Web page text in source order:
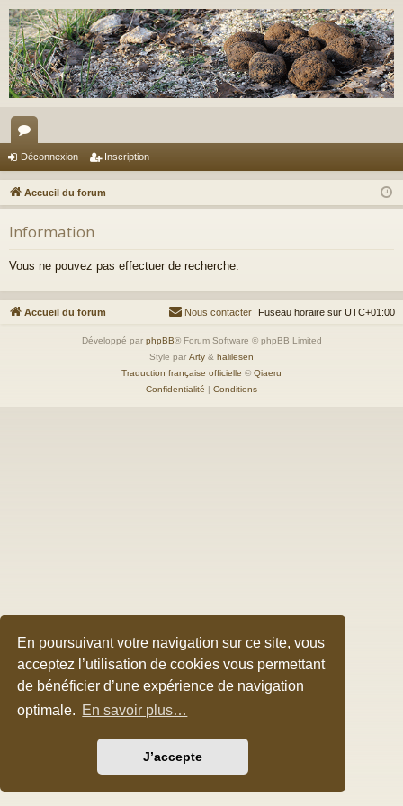
En poursuivant votre navigation sur ce site, vous
acceptez l’utilisation de cookies vous permettant
de bénéficier d’une expérience de navigation
optimale. En savoir plus…
J’accepte
or
u
m
s
Déconnexion Inscription
Accueil du forum
Information
Vous ne pouvez pas effectuer de recherche.
Accueil du forum Fuseau horaire sur UTC+01:00
Nous contacter
Développé par phpBB® Forum Software © phpBB Limited
Style par Arty & halilesen
Traduction française officielle © Qiaeru
Confidentialité | Conditions